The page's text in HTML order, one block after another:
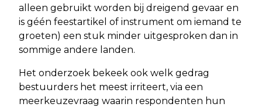
alleen gebruikt worden bij dreigend gevaar en
is géén feestartikel of instrument om iemand te
groeten) een stuk minder uitgesproken dan in
sommige andere landen.
Het onderzoek bekeek ook welk gedrag
bestuurders het meest irriteert, via een
meerkeuzevraag waarin respondenten hun